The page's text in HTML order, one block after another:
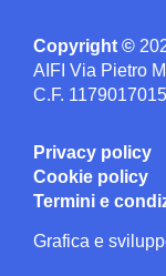
Copyright ©
AIFI Via Pietro
C.F.
Privacy policy
Cookie policy
Termini e
Grafica e